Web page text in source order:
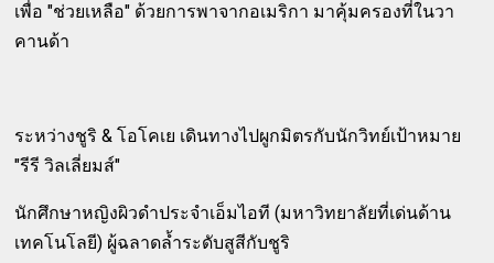
เพื่อ "ช่วยเหลือ" ด้วยการพาจากอเมริกา มาคุ้มครองที่ในวา
คานด้า
ระหว่างชูริ & โอโคเย เดินทางไปผูกมิตรกับนักวิทย์เป้าหมาย
"รีรี วิลเลี่ยมส์"
นักศึกษาหญิงผิวดำประจำเอ็มไอที (มหาวิทยาลัยที่เด่นด้าน
เทคโนโลยี) ผู้ฉลาดล้ำระดับสูสีกับชูริ